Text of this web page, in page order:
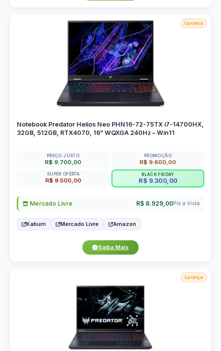
Laranja
Notebook Predator Helios Neo PHN16-72-75TX i7-14700HX,
32GB, 512GB, RTX4070, 16” WQXGA 240Hz – Win11
PREÇO JUSTO
R$ 9.700,00
PROMOÇÃO
R$ 9.600,00
SUPER OFERTA
R$ 9.500,00
BLACK FRIDAY
R$ 9.300,00
Mercado Livre R$ 8.929,00Pix a Vista
Kabum Mercado Livre Amazon
Saiba Mais
Laranja